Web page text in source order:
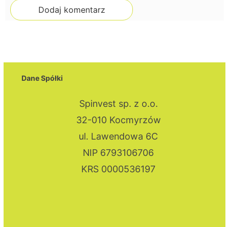
Dane Spółki
Spinvest sp. z o.o.
32-010 Kocmyrzów
ul. Lawendowa 6C
NIP 6793106706
KRS 0000536197